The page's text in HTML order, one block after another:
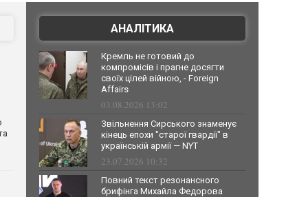
АНАЛІТИКА
Кремль не готовий до
компромісів і прагне досягти
своїх цілей війною, - Foreign
Affairs
03.08.2026 13:02
Звільнення Сирського знаменує
кінець епохи "старої гвардії" в
українській армії — NYT
23.07.2026 10:32
Повний текст резонансного
брифінга Михайла Федорова